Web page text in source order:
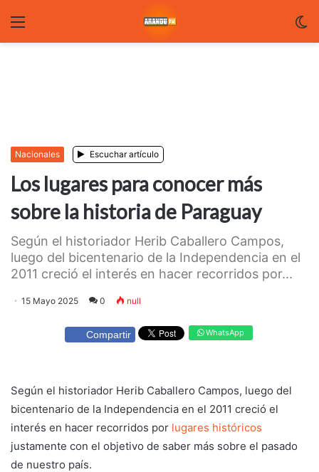
Nacionales Escuchar artículo
Los lugares para conocer más
sobre la historia de Paraguay
Según el historiador Herib Caballero Campos,
luego del bicentenario de la Independencia en el
2011 creció el interés en hacer recorridos por...
15 Mayo 2025 0 null
Compartir WhatsApp
Según el historiador Herib Caballero Campos, luego del
bicentenario de la Independencia en el 2011 creció el
interés en hacer recorridos por lugares históricos
justamente con el objetivo de saber más sobre el pasado
de nuestro país.